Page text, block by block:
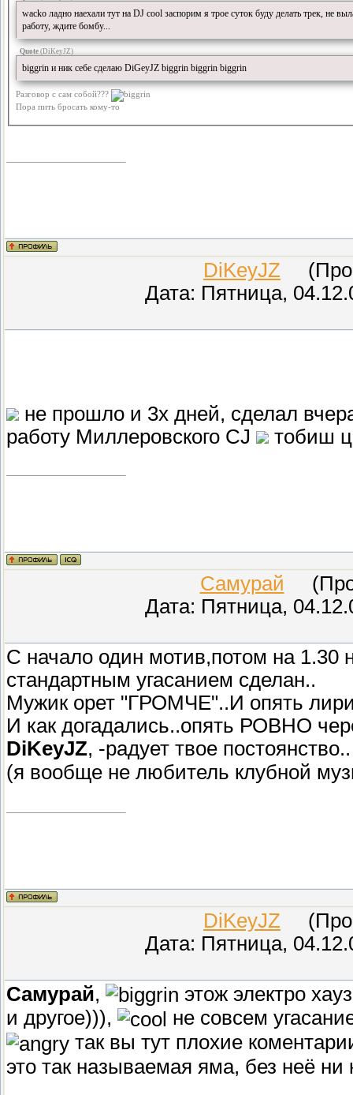
wacko ладно наехали тут на DJ cool заспорим я трое суток буду делать трек, не
работу, ждите бомбу...
Quote (DiKeyJZ)
biggrin и ник себе сделаю DiGeyJZ biggrin biggrin biggrin
Разговор с сам собой???
Пора пить бросать кому-то
DiKeyJZ
Дата: Пятница,
не прошло и 3х дней, сделал
работу Миллеровского CJ
тобиш
Самурай
Дата: Пятница,
С начало один мотив,потом на 1.30
стандартным угасанием сделан..
Мужик орет "ГРОМЧЕ"..И опять
И как догадались..опять РОВНО
DiKeyJZ, -радует твое
(я вообще не любитель клубной
DiKeyJZ
Дата: Пятница,
Самурай,
этож электро
и другое))),
не совсем
так вы тут плохие
это так называемая яма, без неё ни